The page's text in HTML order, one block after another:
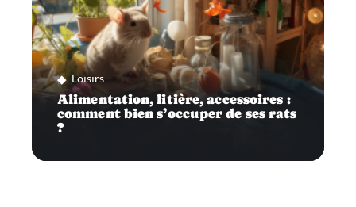
Loisirs
Alimentation, litière, accessoires :
comment bien s’occuper de ses rats
?